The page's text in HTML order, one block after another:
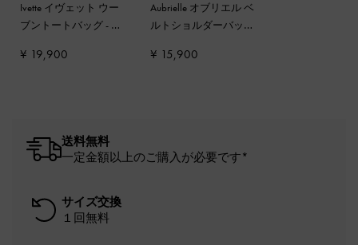
Ivette イヴェット ウー
ブントートバッグ- ペ
¥ 19,900
Aubrielle オブリエル ベ
ルトショルダーバッグ
¥ 15,900
送料無料
一定金額以上のご購入が必要です*
サイズ交換
１回無料